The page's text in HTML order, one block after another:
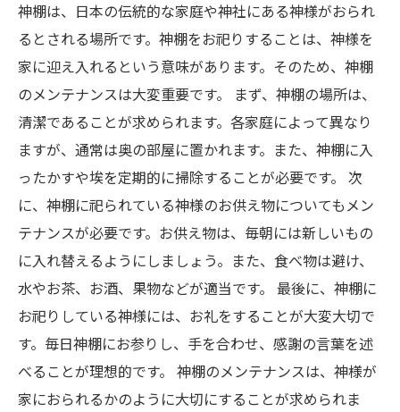
神棚は、日本の伝統的な家庭や神社にある神様がおられ
るとされる場所です。神棚をお祀りすることは、神様を
家に迎え入れるという意味があります。そのため、神棚
のメンテナンスは大変重要です。 まず、神棚の場所は、
清潔であることが求められます。各家庭によって異なり
ますが、通常は奥の部屋に置かれます。また、神棚に入
ったかすや埃を定期的に掃除することが必要です。 次
に、神棚に祀られている神様のお供え物についてもメン
テナンスが必要です。お供え物は、毎朝には新しいもの
に入れ替えるようにしましょう。また、食べ物は避け、
水やお茶、お酒、果物などが適当です。 最後に、神棚に
お祀りしている神様には、お礼をすることが大変大切で
す。毎日神棚にお参りし、手を合わせ、感謝の言葉を述
べることが理想的です。 神棚のメンテナンスは、神様が
家におられるかのように大切にすることが求められま